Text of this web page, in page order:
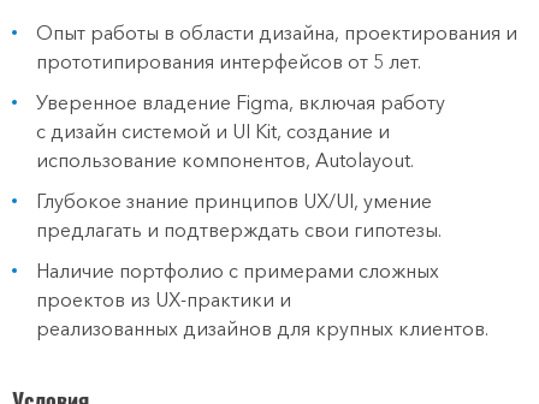
Опыт работы в области дизайна, проектирования и
прототипирования интерфейсов от 5 лет.
Уверенное владение Figma, включая работу
с дизайн системой и UI Kit, создание и
использование компонентов, Autolayout.
Глубокое знание принципов UX/UI, умение
предлагать и подтверждать свои гипотезы.
Наличие портфолио с примерами сложных
проектов из UX-практики и
реализованных дизайнов для крупных клиентов.